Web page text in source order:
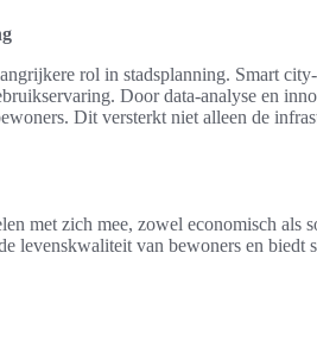
rol in stadsplanning. Smart
Door data-analyse en
Dit versterkt niet alleen de
met zich mee, zowel economisch als
levenskwaliteit van bewoners en biedt